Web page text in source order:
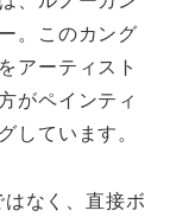
。このカング
アーティスト
がペインティ
しています。
なく、直接ボ